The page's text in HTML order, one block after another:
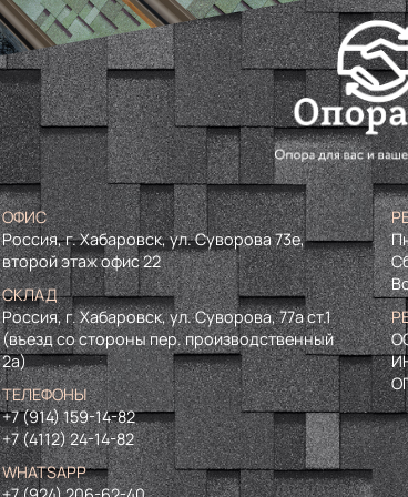
ОФИС
Россия, г. Хабаровск, ул. Суворова 73е,
второй этаж офис 22
СКЛАД
Россия, г. Хабаровск, ул. Суворова, 77а ст.1
(въезд со стороны пер. производственный
2а)
ТЕЛЕФОНЫ
+7 (914) 159-14-82
+7 (4112) 24-14-82
WHATSAPP